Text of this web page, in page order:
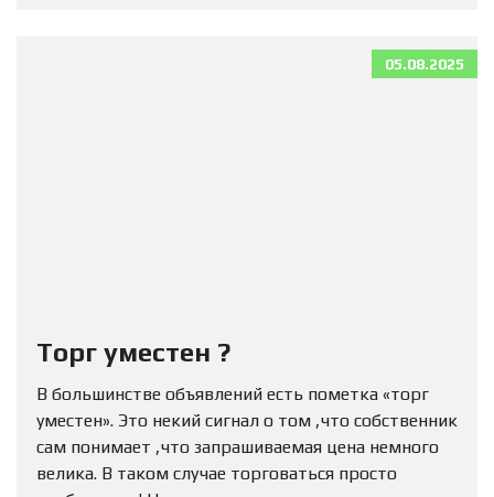
05.08.2025
Торг уместен ?
В большинстве объявлений есть пометка «торг
уместен». Это некий сигнал о том ,что собственник
сам понимает ,что запрашиваемая цена немного
велика. В таком случае торговаться просто